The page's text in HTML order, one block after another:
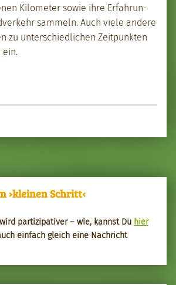
Kilo­me­ter sowie ihre Erfahrun­
sam­meln. Auch viele andere
zu unter­schiedlichen Zeit­punk­ten
ein.
rad­fahren”
›kleinen Schritt‹
par­tizipa­tiv­er – wie, kannst Du hier
ein­fach gle­ich eine Nachricht